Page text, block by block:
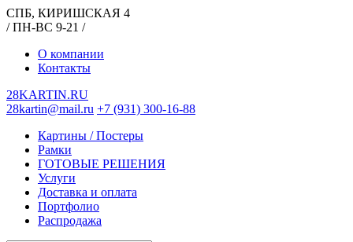
СПБ, КИРИШСКАЯ 4
/ ПН-ВС 9-21 /
О компании
Контакты
28KARTIN.RU
28kartin@mail.ru +7 (931) 300-16-88
Картины / Постеры
Рамки
ГОТОВЫЕ РЕШЕНИЯ
Услуги
Доставка и оплата
Портфолио
Распродажа